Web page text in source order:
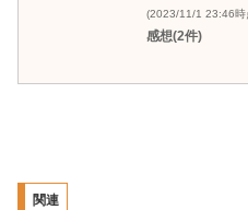
(2023/11/1 23:46時
感想(2件)
関連